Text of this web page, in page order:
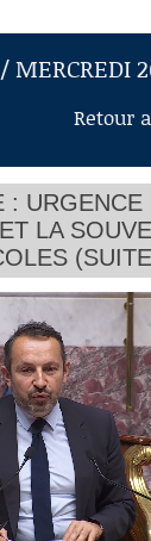
publique
au
Histoire
Autres
MERCREDI
Retour
: URGENCE
LA